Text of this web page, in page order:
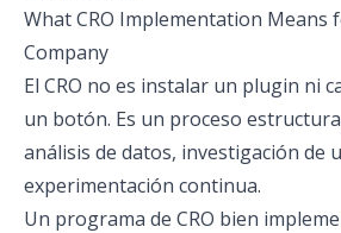
What CRO Implementation Means
Company
El CRO no es instalar un plugin ni
un botón. Es un proceso
análisis de datos, investigación de
experimentación continua.
Un programa de CRO bien